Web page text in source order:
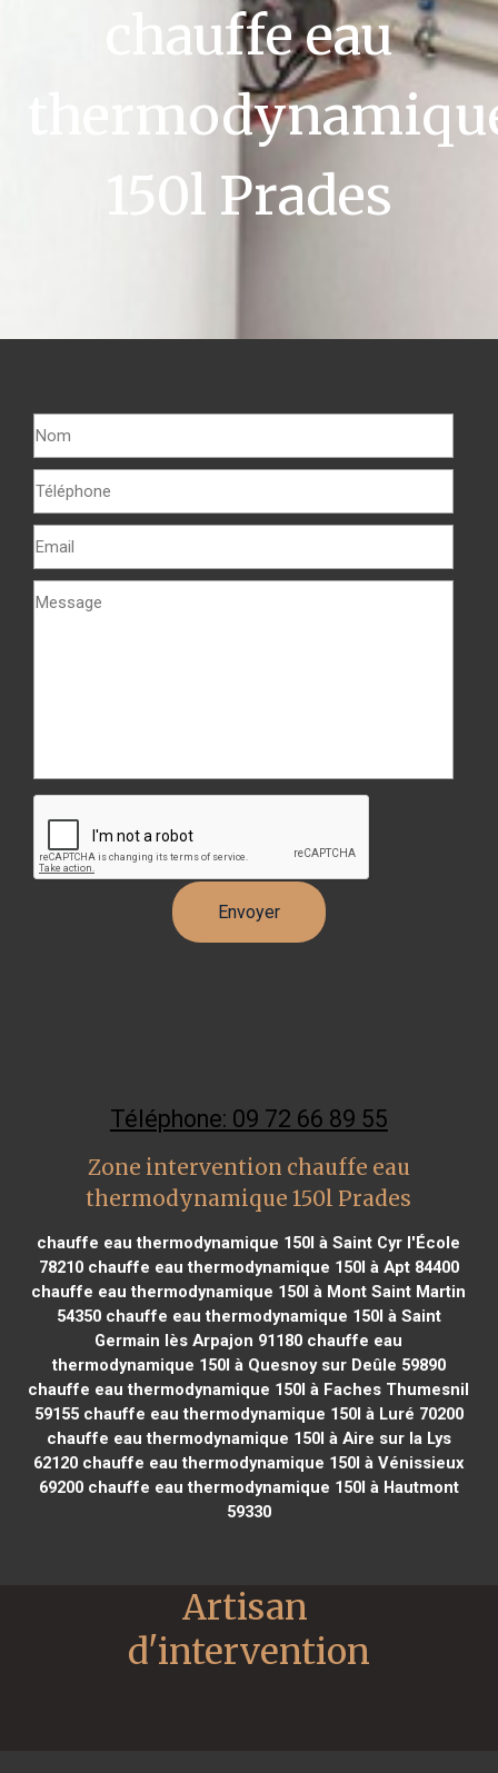
chauffe eau
150l Prades
Téléphone: 09 72 66 89 55
Zone intervention chauffe eau
thermodynamique 150l Prades
chauffe eau thermodynamique 150l à Saint Cyr l'École
78210chauffe eau thermodynamique 150l à Apt 84400
chauffe eau thermodynamique 150l à Mont Saint Martin
54350chauffe eau thermodynamique 150l à Saint
Germain lès Arpajon 91180 chauffe eau
thermodynamique 150l à Quesnoy sur Deûle 59890
chauffe eau thermodynamique 150l à Faches Thumesnil
59155chauffe eau thermodynamique 150l à Luré 70200
chauffe eau thermodynamique 150l à Aire sur la Lys
62120 chauffe eau thermodynamique 150l à Vénissieux
69200chauffe eau thermodynamique 150l à Hautmont
59330
Artisan
d'intervention